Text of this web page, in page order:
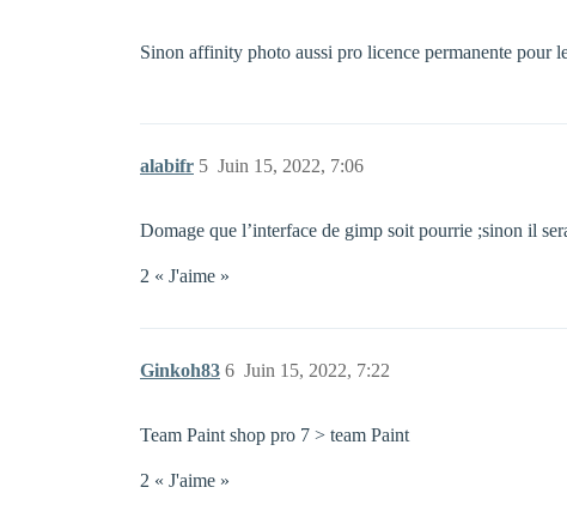
Sinon affinity photo aussi pro licence permanente pour
alabifr Juin 15, 2022, 7:06
5
Domage que l’interface de gimp soit pourrie ;sinon il
2 « J'aime »
Ginkoh83 Juin 15, 2022, 7:22
6
Team Paint shop pro 7 > team Paint
2 « J'aime »